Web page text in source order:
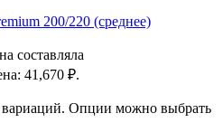
200/220 (среднее)
составляла
41,670 ₽.
вариаций. Опции можно выбрать